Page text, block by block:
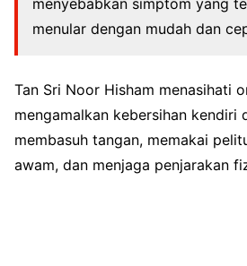
menyebabkan simptom yang
menular dengan mudah dan
Tan Sri Noor Hisham menasihati
mengamalkan kebersihan kendiri
membasuh tangan, memakai
awam, dan menjaga penjarakan